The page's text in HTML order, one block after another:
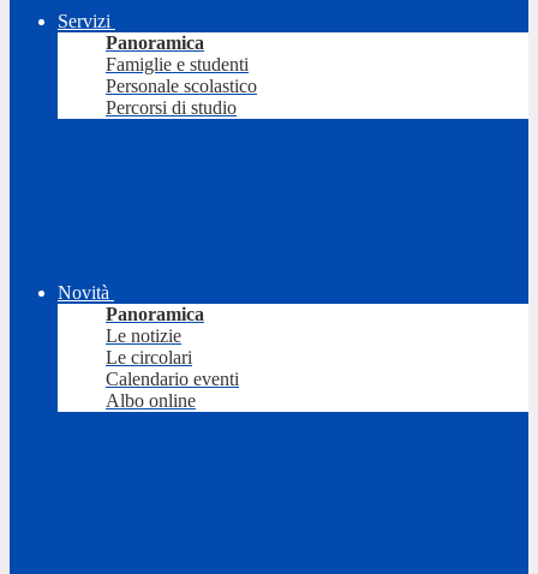
Servizi
Panoramica
Famiglie e studenti
Personale scolastico
Percorsi di studio
Novità
Panoramica
Le notizie
Le circolari
Calendario eventi
Albo online